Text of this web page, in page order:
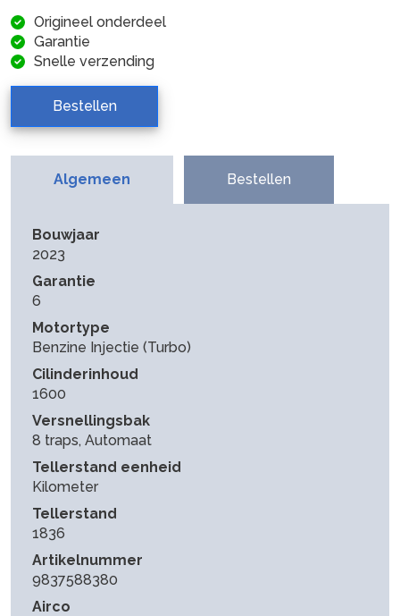
Origineel onderdeel
Garantie
Snelle verzending
Bestellen
Algemeen Bestellen
Bouwjaar
2023
Garantie
6
Motortype
Benzine Injectie (Turbo)
Cilinderinhoud
1600
Versnellingsbak
8 traps, Automaat
Tellerstand eenheid
Kilometer
Tellerstand
1836
Artikelnummer
9837588380
Airco